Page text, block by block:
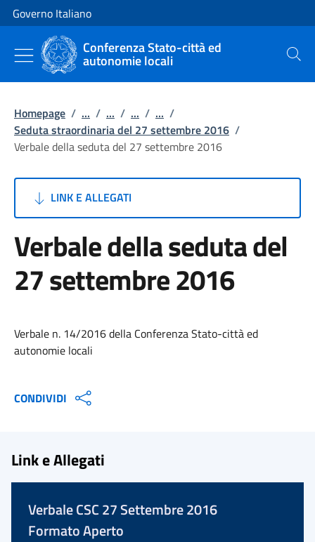
Vai al contenuto
Vai alla navigazione del sito
Governo Italiano
Conferenza Stato-città ed
autonomie locali Cerca
Homepage / ... / ... / ... / ... /
Seduta straordinaria del 27 settembre 2016 /
Verbale della seduta del 27 settembre 2016
LINK E ALLEGATI
Verbale della seduta del
27 settembre 2016
Verbale n. 14/2016 della Conferenza Stato-città ed
autonomie locali
CONDIVIDI
Link e Allegati
Verbale CSC 27 Settembre 2016
Formato Aperto